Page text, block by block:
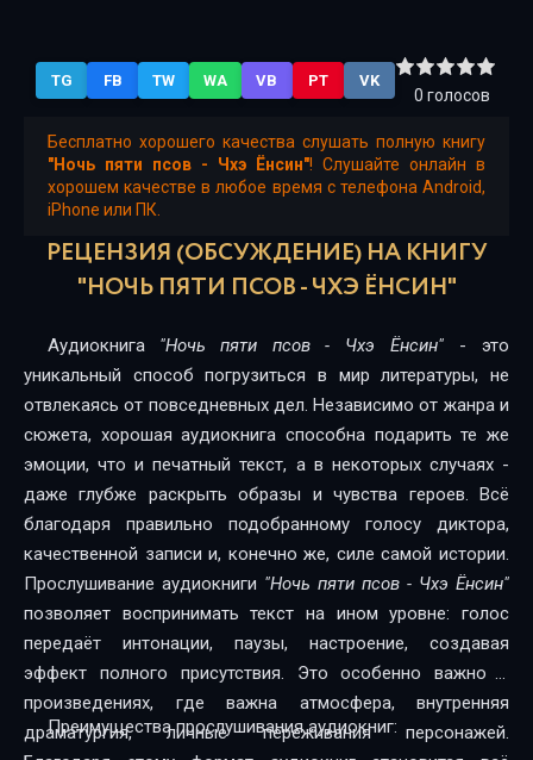
TG FB TW WA VB PT VK
0 голосов
Бесплатно хорошего качества слушать полную книгу
"Ночь пяти псов - Чхэ Ёнсин"! Слушайте онлайн в
хорошем качестве в любое время с телефона Android,
iPhone или ПК.
РЕЦЕНЗИЯ (ОБСУЖДЕНИЕ) НА КНИГУ
"НОЧЬ ПЯТИ ПСОВ - ЧХЭ ЁНСИН"
Аудиокнига "Ночь пяти псов - Чхэ Ёнсин"- это
уникальный способ погрузиться в мир литературы, не
отвлекаясь от повседневных дел. Независимо от жанра и
сюжета, хорошая аудиокнига способна подарить те же
эмоции, что и печатный текст, а в некоторых случаях -
даже глубже раскрыть образы и чувства героев. Всё
благодаря правильно подобранному голосу диктора,
качественной записи и, конечно же, силе самой истории.
Прослушивание аудиокниги "Ночь пяти псов - Чхэ Ёнсин"
позволяет воспринимать текст на ином уровне: голос
передаёт интонации, паузы, настроение, создавая
эффект полного присутствия. Это особенно важно в
произведениях, где важна атмосфера, внутренняя
драматургия, личные переживания персонажей.
Преимущества прослушивания аудиокниг: